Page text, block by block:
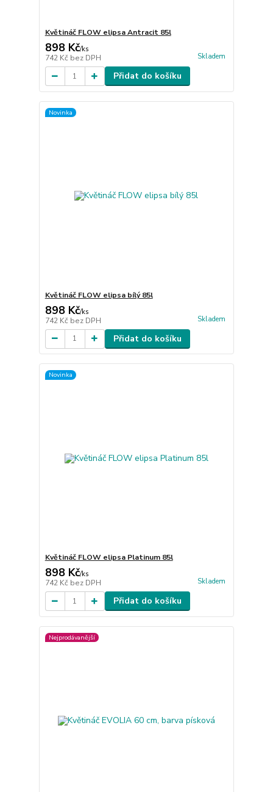
Květináč FLOW elipsa Antracit 85l
898 Kč/ks
742 Kč bez DPH Skladem
Přidat do košíku
Novinka
Květináč FLOW elipsa bílý 85l
898 Kč/ks
742 Kč bez DPH Skladem
Přidat do košíku
Novinka
Květináč FLOW elipsa Platinum 85l
898 Kč/ks
742 Kč bez DPH Skladem
Přidat do košíku
Nejprodávanější